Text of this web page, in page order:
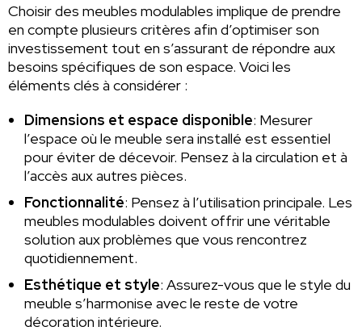
Choisir des meubles modulables implique de prendre
en compte plusieurs critères afin d’optimiser son
investissement tout en s’assurant de répondre aux
besoins spécifiques de son espace. Voici les
éléments clés à considérer :
Dimensions et espace disponible: Mesurer
l’espace où le meuble sera installé est essentiel
pour éviter de décevoir. Pensez à la circulation et à
l’accès aux autres pièces.
Fonctionnalité: Pensez à l’utilisation principale. Les
meubles modulables doivent offrir une véritable
solution aux problèmes que vous rencontrez
quotidiennement.
Esthétique et style: Assurez-vous que le style du
meuble s’harmonise avec le reste de votre
décoration intérieure.